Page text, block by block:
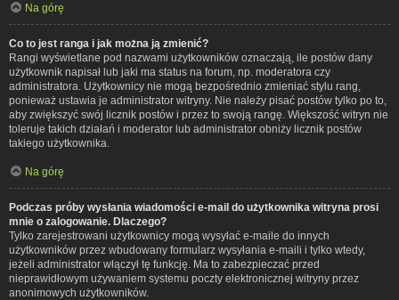
Na górę
Co to jest ranga i jak można ją zmienić?
Rangi wyświetlane pod nazwami użytkowników oznaczają, ile postów dany
użytkownik napisał lub jaki ma status na forum, np. moderatora czy
administratora. Użytkownicy nie mogą bezpośrednio zmieniać stylu rang,
ponieważ ustawia je administrator witryny. Nie należy pisać postów tylko po to,
aby zwiększyć swój licznik postów i przez to swoją rangę. Większość witryn nie
toleruje takich działań i moderator lub administrator obniży licznik postów
takiego użytkownika.
Na górę
Podczas próby wysłania wiadomości e-mail do użytkownika witryna prosi
mnie o zalogowanie. Dlaczego?
Tylko zarejestrowani użytkownicy mogą wysyłać e-maile do innych
użytkowników przez wbudowany formularz wysyłania e-maili i tylko wtedy,
jeżeli administrator włączył tę funkcję. Ma to zabezpieczać przed
nieprawidłowym używaniem systemu poczty elektronicznej witryny przez
anonimowych użytkowników.